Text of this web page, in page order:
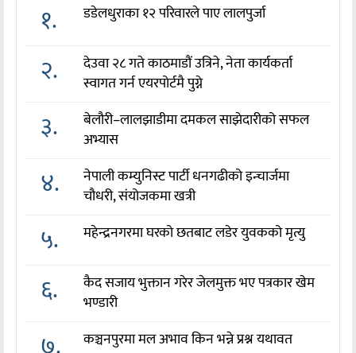
१. डडेलधुराका १२ परिवारले पाए लालपुर्जा
२.
देउवा २८ गते काठमाडौं उत्रिने, नेता कार्यकर्ता
स्वागत गर्न एयरपोर्टमै पुग्ने
३.
बेलौरी–लालझाडीमा दमकल साझेदारीको सफल
अभ्यास
४.
नेपाली कम्युनिस्ट पार्टी धनगढीको इन्चार्जमा
चौधरी, संयोजकमा खत्री
५. महेन्द्रनगरमा घरको छतबाट लडेर युवकको मृत्यु
६.
कैद सजाय भुक्तान गरेर जेलमुक्त भए पत्रकार खेम
भण्डारी
कञ्चनपुरमा मल अभाव किन भन्ने प्रश्न यथावत